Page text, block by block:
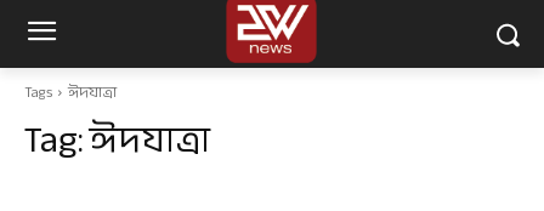
Tags ঈদযাত্রা
Tag:ঈদযাত্রা